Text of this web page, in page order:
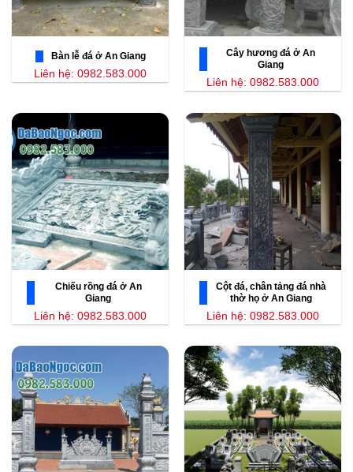
Bàn lễ đá ở An Giang
Liên hệ: 0982.583.000
Cây hương đá ở An
Giang
Liên hệ: 0982.583.000
Chiếu rồng đá ở An
Giang
Liên hệ: 0982.583.000
Cột đá, chân tảng đá nhà
thờ họ ở An Giang
Liên hệ: 0982.583.000